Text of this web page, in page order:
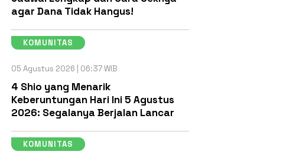
agar Dana Tidak Hangus!
KOMUNITAS
05 Agustus 2026 | 06:37 WIB
4 Shio yang Menarik
Keberuntungan Hari Ini 5 Agustus
2026: Segalanya Berjalan Lancar
KOMUNITAS